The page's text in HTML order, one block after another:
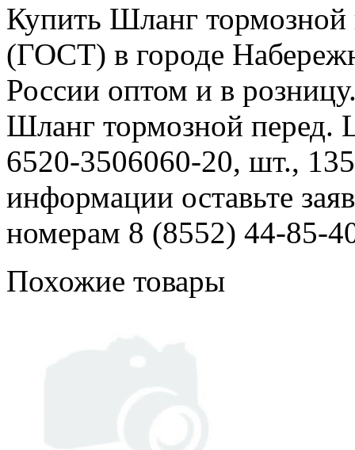
Купить Шланг
(ГОСТ) в городе
России оптом и в
Шланг тормозной
6520-3506060-20, шт.,
информации оставьте
номерам 8 (8552) 44-85-
Похожие товары